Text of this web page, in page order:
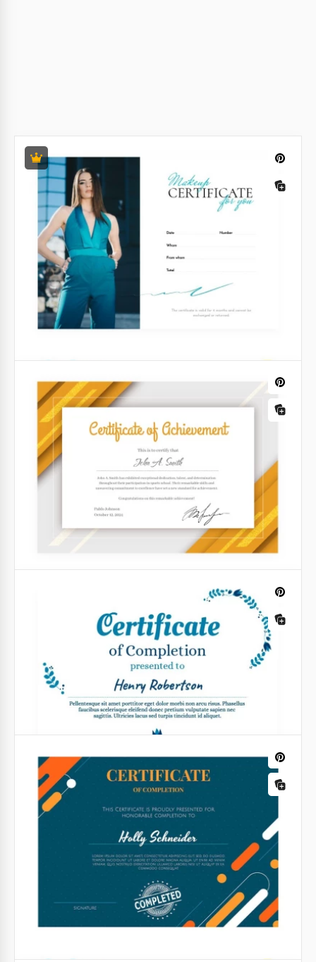
Certificat de maquillage pour vous
Disposez-vous de vos cours de maquillage ? Ensuite,
nous vous proposons de faire plaisir à tous les
diplômés avec un certificat. Cela peut être fait
beaucoup plus facilement que vous ne le pensez !
Certificats de réussite jaunes
Reconnaissez les réalisations avec un rayon de soleil
en utilisant notre modèle de certificat de réalisation
Google Docs
Certificat de finition bleu